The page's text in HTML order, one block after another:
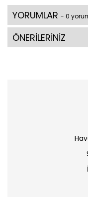
YORUMLAR - 0
ÖNERİLERİNİZ